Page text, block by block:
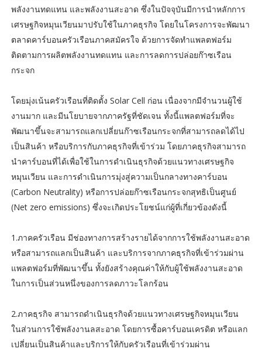
พลังงานทดแทน และพลังงานสะอาด ซึ่งในปัจจุบันมีการนำหลักการ
เศรษฐกิจหมุนเวียนมาปรับใช้ในภาคธุรกิจ โดยในโครงการจะพัฒนา
ตลาดคาร์บอนครัวเรือนภาคสมัครใจ ด้วยการจัดทำแพลตฟอร์ม
ติดตามการผลิตพลังงานทดแทน และการลดการปล่อยก๊าซเรือน
กระจก
โดยมุ่งเน้นครัวเรือนที่ติดตั้ง Solar Cell ก่อน เนื่องจากมีจำนวนผู้ใช้
งานมาก และมีนโยบายจากภาครัฐที่ชัดเจน ทั้งนี้แพลตฟอร์มที่จะ
พัฒนาขึ้นจะสามารถแลกเปลี่ยนก๊าซเรือนกระจกที่สามารถลดได้ไป
เป็นสินค้า หรือบริการกับภาคธุรกิจที่เข้าร่วม โดยภาคธุรกิจสามารถ
นำคาร์บอนที่ได้เพื่อใช้ในการดำเนินธุรกิจด้วยแนวทางเศรษฐกิจ
หมุนเวียน และการดำเนินการมุ่งสู่ความเป็นกลางทางคาร์บอน
(Carbon Neutrality) หรือการปล่อยก๊าซเรือนกระจกสุทธิเป็นศูนย์
(Net zero emissions) ซึ่งจะเกิดประโยชน์แก่ผู้ที่เกี่ยวข้องดังนี้
1.ภาคครัวเรือน มีช่องทางการสร้างรายได้จากการใช้พลังงานสะอาด
หรือสามารถแลกเป็นสินค้า และบริการจากภาคธุรกิจที่เข้าร่วมผ่าน
แพลตฟอร์มที่พัฒนาขึ้น ทั้งยังสร้างคุณค่าให้กับผู้ใช้พลังงานสะอาด
ในการเป็นส่วนหนึ่งของการลดภาวะโลกร้อน
2.ภาคธุรกิจ สามารถดำเนินธุรกิจด้วยแนวทางเศรษฐกิจหมุนเวียน
ในส่วนการใช้พลังงานลสะอาด โดยการซื้อคาร์บอนเครดิต หรือแลก
เปลี่ยนเป็นสินค้าและบริการให้กับครัวเรือนที่เข้าร่วมผ่าน